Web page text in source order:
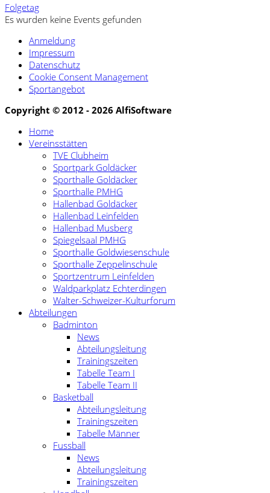
Folgetag
Es wurden keine Events gefunden
Anmeldung
Impressum
Datenschutz
Cookie Consent Management
Sportangebot
Copyright © 2012 - 2026 AlfiSoftware
Home
Vereinsstätten
TVE Clubheim
Sportpark Goldäcker
Sporthalle Goldäcker
Sporthalle PMHG
Hallenbad Goldäcker
Hallenbad Leinfelden
Hallenbad Musberg
Spiegelsaal PMHG
Sporthalle Goldwiesenschule
Sporthalle Zeppelinschule
Sportzentrum Leinfelden
Waldparkplatz Echterdingen
Walter-Schweizer-Kulturforum
Abteilungen
Badminton
News
Abteilungsleitung
Trainingszeiten
Tabelle Team I
Tabelle Team II
Basketball
Abteilungsleitung
Trainingszeiten
Tabelle Männer
Fussball
News
Abteilungsleitung
Trainingszeiten